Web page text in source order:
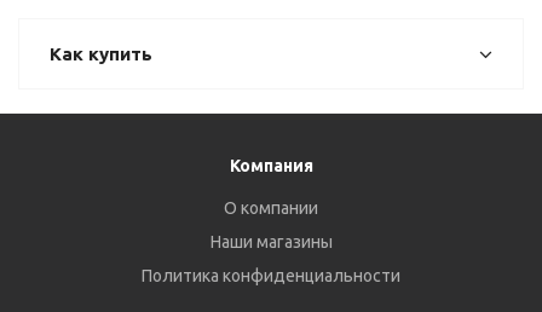
Как купить
Компания
О компании
Наши магазины
Политика конфиденциальности